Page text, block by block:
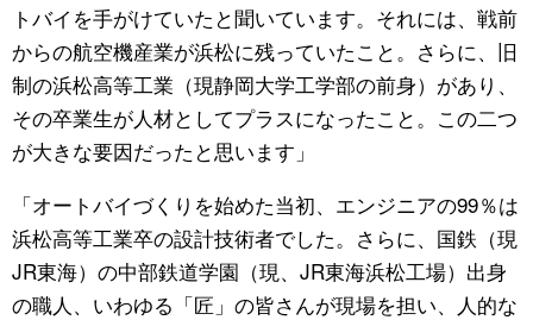
トバイを手がけていたと聞いています。それには、戦前
からの航空機産業が浜松に残っていたこと。さらに、旧
制の浜松高等工業（現静岡大学工学部の前身）があり、
その卒業生が人材としてプラスになったこと。この二つ
が大きな要因だったと思います」
「オートバイづくりを始めた当初、エンジニアの99％は
浜松高等工業卒の設計技術者でした。さらに、国鉄（現
JR東海）の中部鉄道学園（現、JR東海浜松工場）出身
の職人、いわゆる「匠」の皆さんが現場を担い、人的な